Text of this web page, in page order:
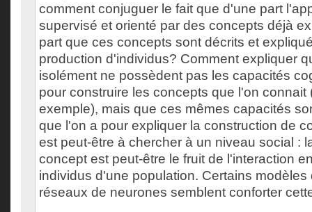
comment conjuguer le fait que d'une part
supervisé et orienté par des concepts déjà
part que ces concepts sont décrits et
production d'individus? Comment expliquer
isolément ne possèdent pas les capacités
pour construire les concepts que l'on connait
exemple), mais que ces mêmes capacités
que l'on a pour expliquer la construction de
est peut-être à chercher à un niveau social :
concept est peut-être le fruit de l'interaction
individus d'une population. Certains
réseaux de neurones semblent conforter